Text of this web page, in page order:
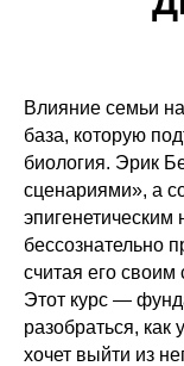
Влияние семьи
база, которую
биология. Эрик
сценариями», а
бессознательно
считая его
Этот курс —
разобраться, как
хочет выйти из